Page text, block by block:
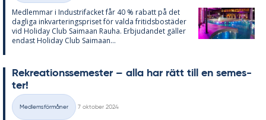
Med­lem­mar i In­du­stri­fac­ket får 40 % ra­ba­tt på det
dag­li­ga in­kvar­te­rings­pri­set för val­da fri­tids­bo­stä­der
vid Ho­li­day Club Sa­i­maan Rau­ha. Er­bju­dan­det gäl­ler
en­dast Ho­li­day Club Sa­i­maan...
Re­kre­a­tions­se­mes­ter – alla har rätt till en se­mes­
ter!
Kategorier
Medlemsförmåner
7 oktober 2024